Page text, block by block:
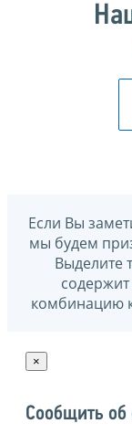
Если Вы
мы будем
Выделите
комбинацию
×
Сообщить об